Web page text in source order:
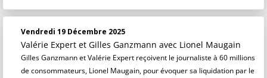
Vendredi 19 Décembre 2025
Valérie Expert et Gilles Ganzmann avec Lionel Maugain
Gilles Ganzmann et Valérie Expert reçoivent le journaliste à 60 millions
de consommateurs, Lionel Maugain, pour évoquer sa liquidation par le